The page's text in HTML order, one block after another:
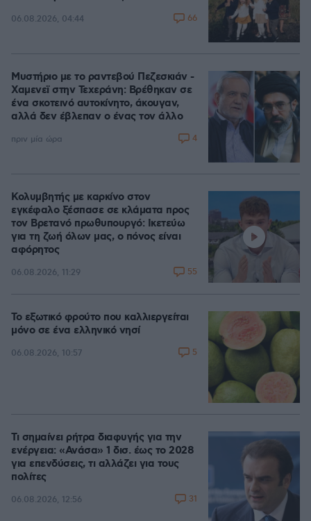
06.08.2026, 04:44 66
Μυστήριο με το ραντεβού Πεζεσκιάν -
Χαμενεϊ στην Τεχεράνη: Βρέθηκαν σε
ένα σκοτεινό αυτοκίνητο, άκουγαν,
αλλά δεν έβλεπαν ο ένας τον άλλο
πριν μία ώρα 4
Κολυμβητής με καρκίνο στον
εγκέφαλο ξέσπασε σε κλάματα προς
τον Βρετανό πρωθυπουργό: Ικετεύω
για τη ζωή όλων μας, ο πόνος είναι
αφόρητος
06.08.2026, 11:29 55
Το εξωτικό φρούτο που καλλιεργείται
μόνο σε ένα ελληνικό νησί
06.08.2026, 10:57 5
Τι σημαίνει ρήτρα διαφυγής για την
ενέργεια: «Ανάσα» 1 δισ. έως το 2028
για επενδύσεις, τι αλλάζει για τους
πολίτες
06.08.2026, 12:56 31